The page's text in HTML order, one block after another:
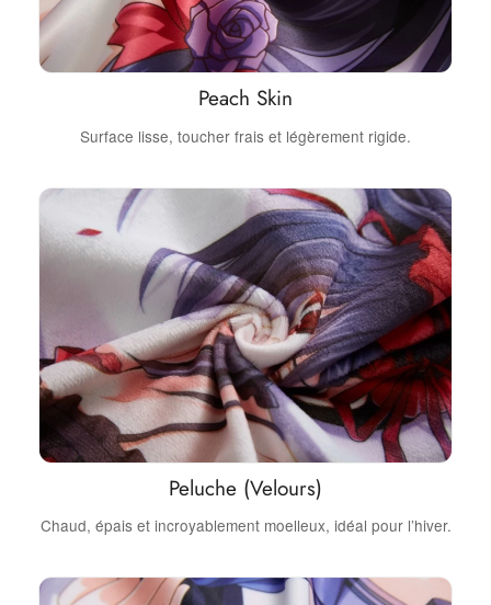
Peach Skin
Surface lisse, toucher frais et légèrement rigide.
Peluche (Velours)
Chaud, épais et incroyablement moelleux, idéal pour l’hiver.